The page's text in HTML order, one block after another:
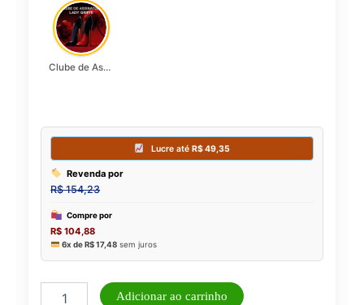
Clube de Assinatura Lady Griffe
Adicionar ao carrinho